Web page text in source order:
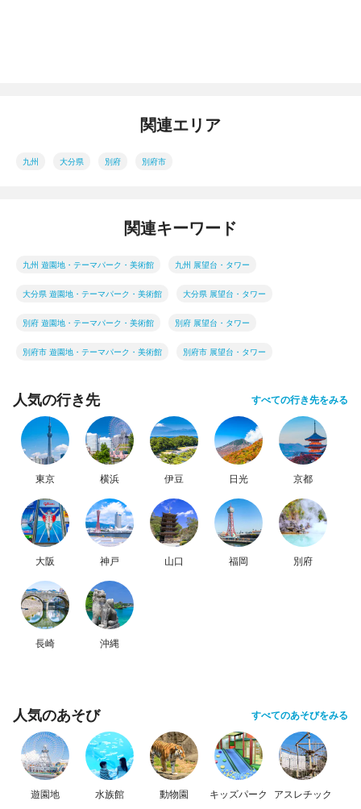
関連エリア
九州 大分県 別府 別府市
関連キーワード
九州 遊園地・テーマパーク・美術館 九州 展望台・タワー
大分県 遊園地・テーマパーク・美術館 大分県 展望台・タワー
別府 遊園地・テーマパーク・美術館 別府 展望台・タワー
別府市 遊園地・テーマパーク・美術館 別府市 展望台・タワー
人気の行き先 すべての行き先をみる
東京 横浜 伊豆 日光 京都
大阪 神戸 山口 福岡 別府
長崎 沖縄
人気のあそび すべてのあそびをみる
遊園地 水族館 動物園 キッズパーク アスレチック